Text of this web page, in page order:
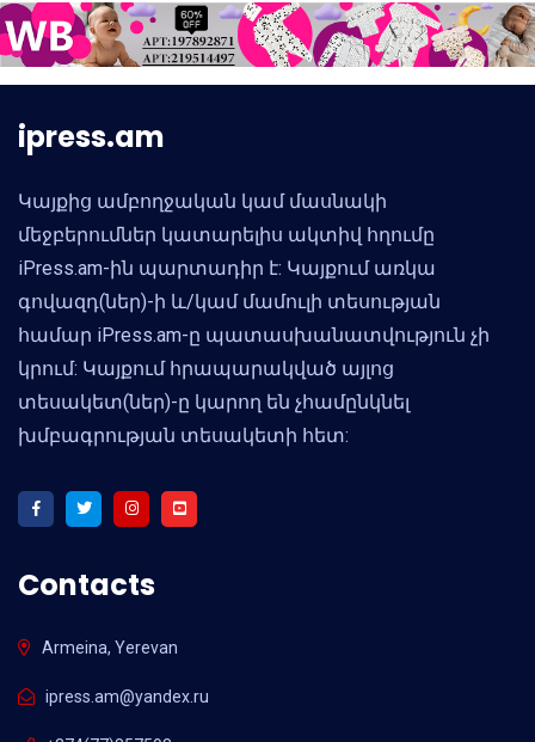
ipress.am
Կայքից ամբողջական կամ մասնակի
մեջբերումներ կատարելիս ակտիվ հղումը
iPress.am-ին պարտադիր է: Կայքում առկա
գովազդ(ներ)-ի և/կամ մամուլի տեսության
համար iPress.am-ը պատասխանատվություն չի
կրում: Կայքում հրապարակված այլոց
տեսակետ(ներ)-ը կարող են չհամընկնել
խմբագրության տեսակետի հետ:
Contacts
Armeina, Yerevan
ipress.am@yandex.ru